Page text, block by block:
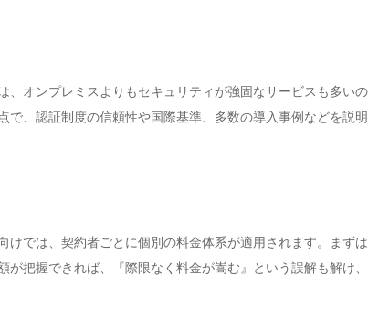
オンプレミスよりもセキュリティが強固なサービスも多い
、認証制度の信頼性や国際基準、多数の導入事例などを説
では、契約者ごとに個別の料金体系が適用されます。まず
把握できれば、『際限なく料金が嵩む』という誤解も解け